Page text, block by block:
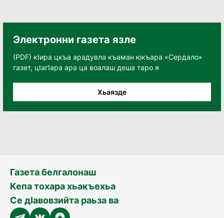
Электронни газета язле
(PDF) кӀира цкъа арадувла къаман юкъара «Сердало»
газет, цӀагӀара ара ца воалаш деша таро я
Хьаязде
Газета белгалонаш
Кепа тохара хьакъехьа
Се дӀавовзийта раьза ва